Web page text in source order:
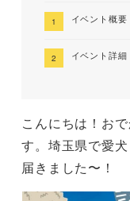
イベント概要
イベント詳細
こんにちは！お
す。埼玉県で愛
届きました〜！